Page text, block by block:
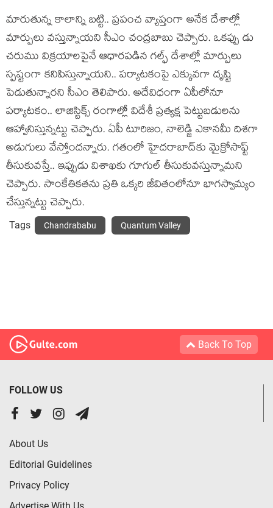
మారుతున్న కాలాన్ని బ‌ట్టి.. ప్ర‌పంచ వ్యాప్తంగా అనేక దేశాల్లో
మార్పులు వ‌స్తున్నాయ‌ని సీఎం చంద్ర‌బాబు చెప్పారు. ఒక‌ప్పు డు
చ‌రుము విక్ర‌యాల‌పైనే ఆధార‌ప‌డిన గ‌ల్ఫ్ దేశాల్లో మార్పులు
స్ప‌ష్టంగా క‌నిపిస్తున్నాయ‌ని.. ప‌ర్యాట‌కంపై ఎక్కువ‌గా దృష్టి
పెడుతున్నార‌ని సీఎం తెలిపారు. అదేవిధంగా ఏపీలోనూ
ప‌ర్యాట‌కం.. లాజిస్టిక్స్ రంగాల్లో విదేశీ ప్ర‌త్య‌క్ష పెట్టుబ‌డుల‌ను
ఆహ్వానిస్తున్న‌ట్టు చెప్పారు. ఏపీ టూరిజం, నాలెడ్జి ఎకానమీ దిశగా
అడుగులు వేస్తోంద‌న్నారు. గతంలో హైదరాబాద్‌కు మైక్రోసాఫ్ట్
తీసుకువస్తే.. ఇప్పుడు విశాఖకు గూగుల్ తీసుకువస్తున్నామని
చెప్పారు. సాంకేతికత‌ను ప్ర‌తి ఒక్క‌రి జీవితంలోనూ భాగ‌స్వామ్యం
చేస్తున్న‌ట్టు చెప్పారు.
Tags Chandrababu Quantum Valley
Back To Top
FOLLOW US
About Us
Editorial Guidelines
Privacy Policy